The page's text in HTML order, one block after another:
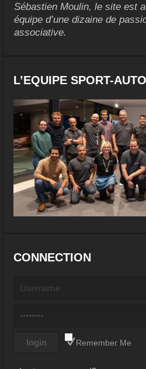
Sébastien Moulin, le site est
équipe d’une dizaine de
associative.
L’EQUIPE SPORT-
CONNECTION
Remember Me